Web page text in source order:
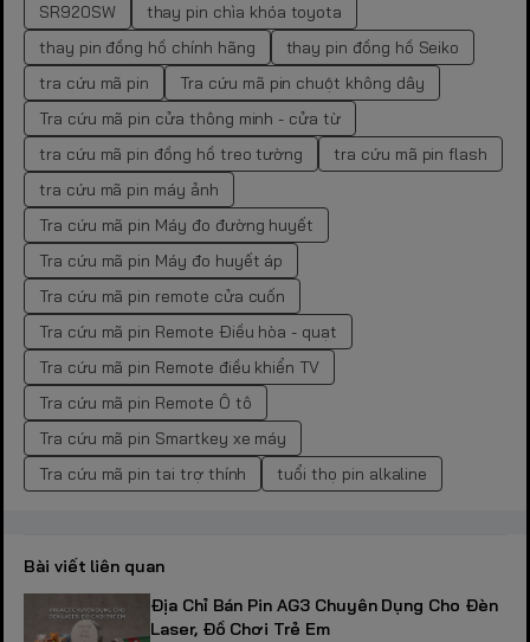
SR920SW
thay pin chìa khóa toyota
thay pin đồng hồ chính hãng
thay pin đồng hồ Seiko
tra cứu mã pin
Tra cứu mã pin chuột không dây
Tra cứu mã pin cửa thông minh - cửa từ
tra cứu mã pin đồng hồ treo tường
tra cứu mã pin flash
tra cứu mã pin máy ảnh
Tra cứu mã pin Máy đo đường huyết
Tra cứu mã pin Máy đo huyết áp
Tra cứu mã pin remote cửa cuốn
Tra cứu mã pin Remote Điều hòa - quạt
Tra cứu mã pin Remote điều khiển TV
Tra cứu mã pin Remote Ô tô
Tra cứu mã pin Smartkey xe máy
Tra cứu mã pin tai trợ thính
tuổi thọ pin alkaline
Bài viết liên quan
Địa Chỉ Bán Pin AG3 Chuyên Dụng Cho Đèn
Laser, Đồ Chơi Trẻ Em